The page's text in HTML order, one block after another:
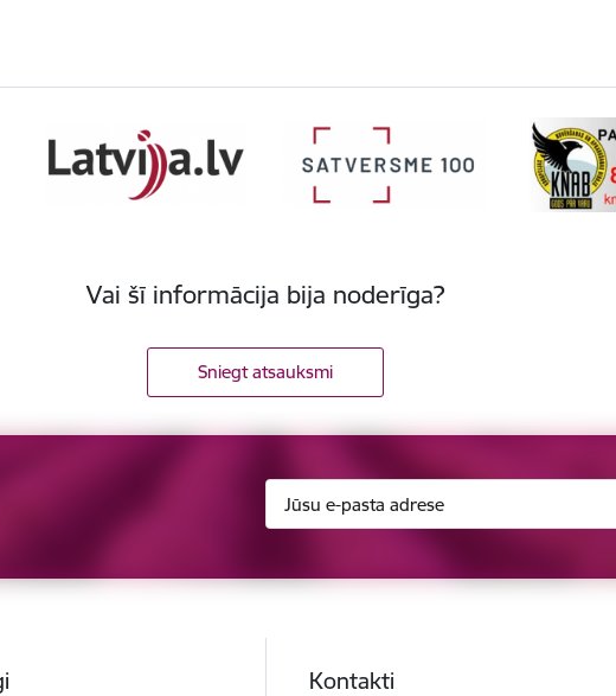
Vai šī informācija bija noderīga?
Sniegt atsauksmi
Kontakti